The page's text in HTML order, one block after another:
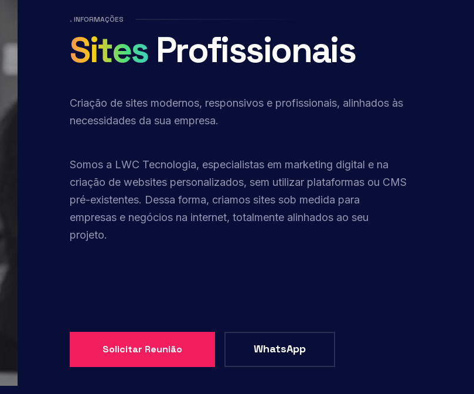
. INFORMAÇÕES
Sites Profissionais
Criação de sites modernos, responsivos e profissionais, alinhados às
necessidades da sua empresa.
Somos a LWC Tecnologia, especialistas em marketing digital e na
criação de websites personalizados, sem utilizar plataformas ou CMS
pré-existentes. Dessa forma, criamos sites sob medida para
empresas e negócios na internet, totalmente alinhados ao seu
projeto.
Solicitar Reunião WhatsApp